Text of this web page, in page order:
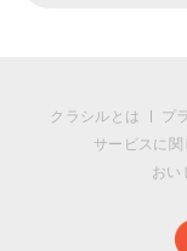
クラシルとは プ
サービスに
おい